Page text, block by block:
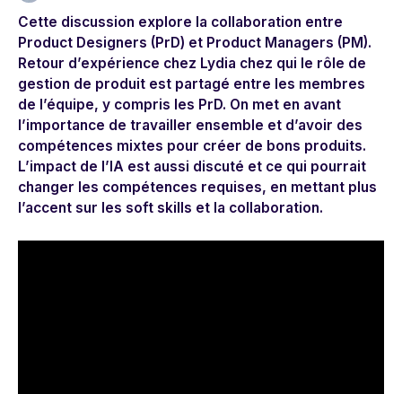
Cette discussion explore la collaboration entre
Product Designers (PrD) et Product Managers (PM).
Retour d’expérience chez Lydia chez qui le rôle de
gestion de produit est partagé entre les membres
de l’équipe, y compris les PrD. On met en avant
l’importance de travailler ensemble et d’avoir des
compétences mixtes pour créer de bons produits.
L’impact de l’IA est aussi discuté et ce qui pourrait
changer les compétences requises, en mettant plus
l’accent sur les soft skills et la collaboration.